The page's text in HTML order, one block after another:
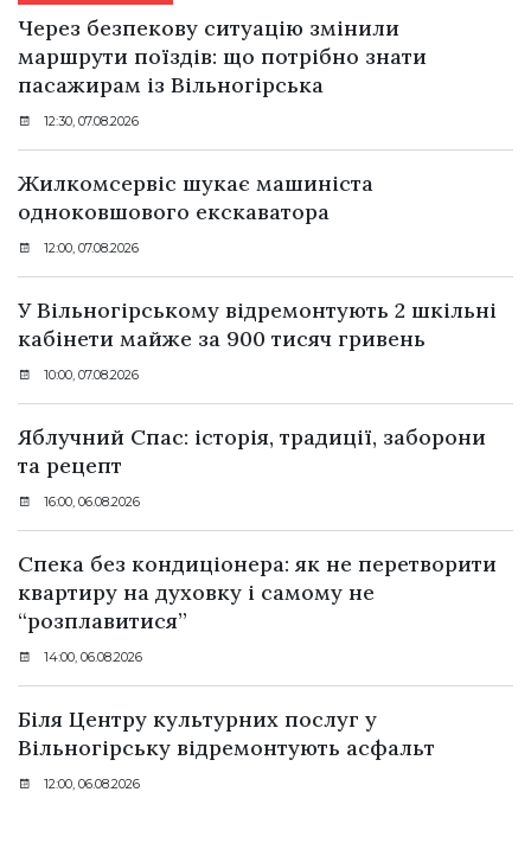
Через безпекову ситуацію змінили
маршрути поїздів: що потрібно знати
пасажирам із Вільногірська
12:30, 07.08.2026
Жилкомсервіс шукає машиніста
одноковшового екскаватора
12:00, 07.08.2026
У Вільногірському відремонтують 2 шкільні
кабінети майже за 900 тисяч гривень
10:00, 07.08.2026
Яблучний Спас: історія, традиції, заборони
та рецепт
16:00, 06.08.2026
Спека без кондиціонера: як не перетворити
квартиру на духовку і самому не
“розплавитися”
14:00, 06.08.2026
Біля Центру культурних послуг у
Вільногірську відремонтують асфальт
12:00, 06.08.2026